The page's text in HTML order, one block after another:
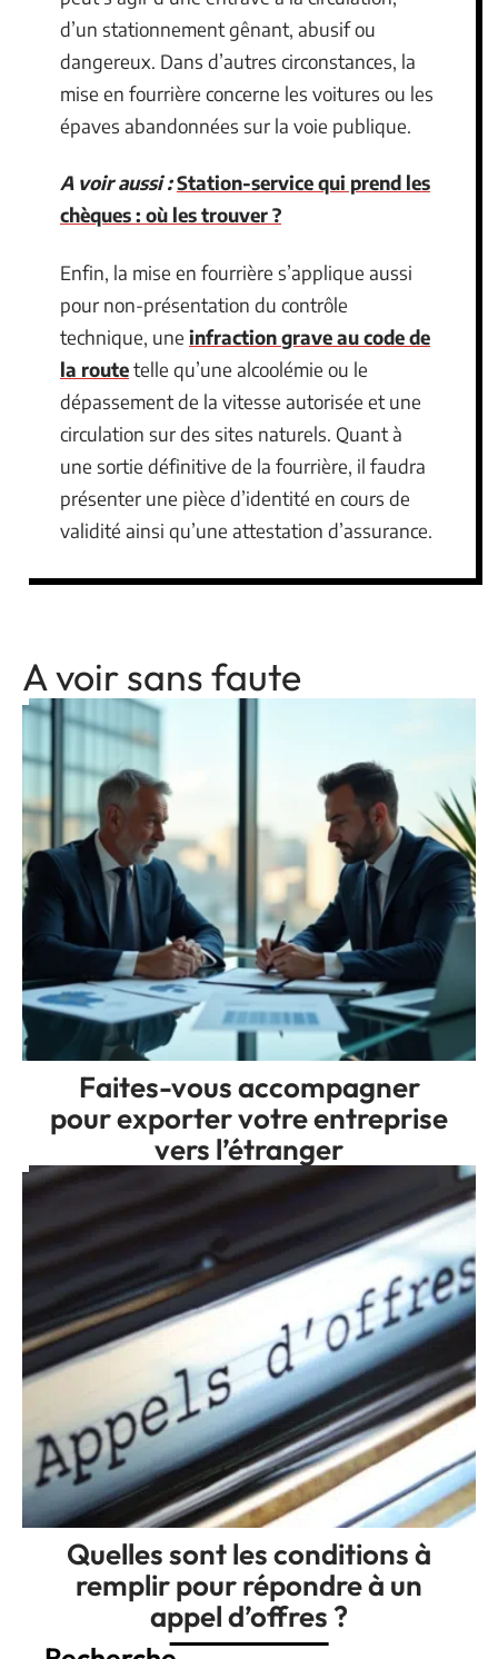
d’un stationnement gênant, abusif ou
dangereux. Dans d’autres circonstances, la
mise en fourrière concerne les voitures ou les
épaves abandonnées sur la voie publique.
A voir aussi :Station-service qui prend les
chèques : où les trouver ?
Enfin, la mise en fourrière s’applique aussi
pour non-présentation du contrôle
technique, une infraction grave au code de
la routetelle qu’une alcoolémie ou le
dépassement de la vitesse autorisée et une
circulation sur des sites naturels. Quant à
une sortie définitive de la fourrière, il faudra
présenter une pièce d’identité en cours de
validité ainsi qu’une attestation d’assurance.
A voir sans faute
Faites-vous accompagner
pour exporter votre entreprise
vers l’étranger
Quelles sont les conditions à
remplir pour répondre à un
appel d’offres ?